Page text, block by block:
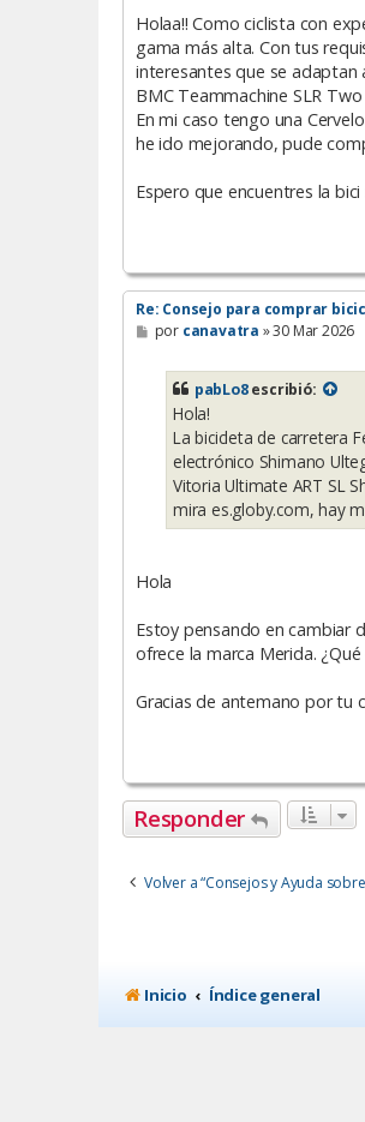
n
a
j
e
Holaa!! Como ciclista con
gama más alta. Con tus
interesantes que se adaptan
BMC Teammachine SLR
En mi caso tengo una
he ido mejorando, pude
Espero que encuentres la
Re: Consejo para comprar
M
e
por canavatra »30 Mar 2026
pabLo8escribió:
Hola!
La bicicleta de carretera
electrónico Shimano
Vitoria Ultimate ART SL
mira es.globy.com, hay
Hola
Estoy pensando en cambiar
ofrece la marca Merida.
Gracias de antemano por tu
Responder
Volver a “Consejos y Ayuda
Inicio Índice general